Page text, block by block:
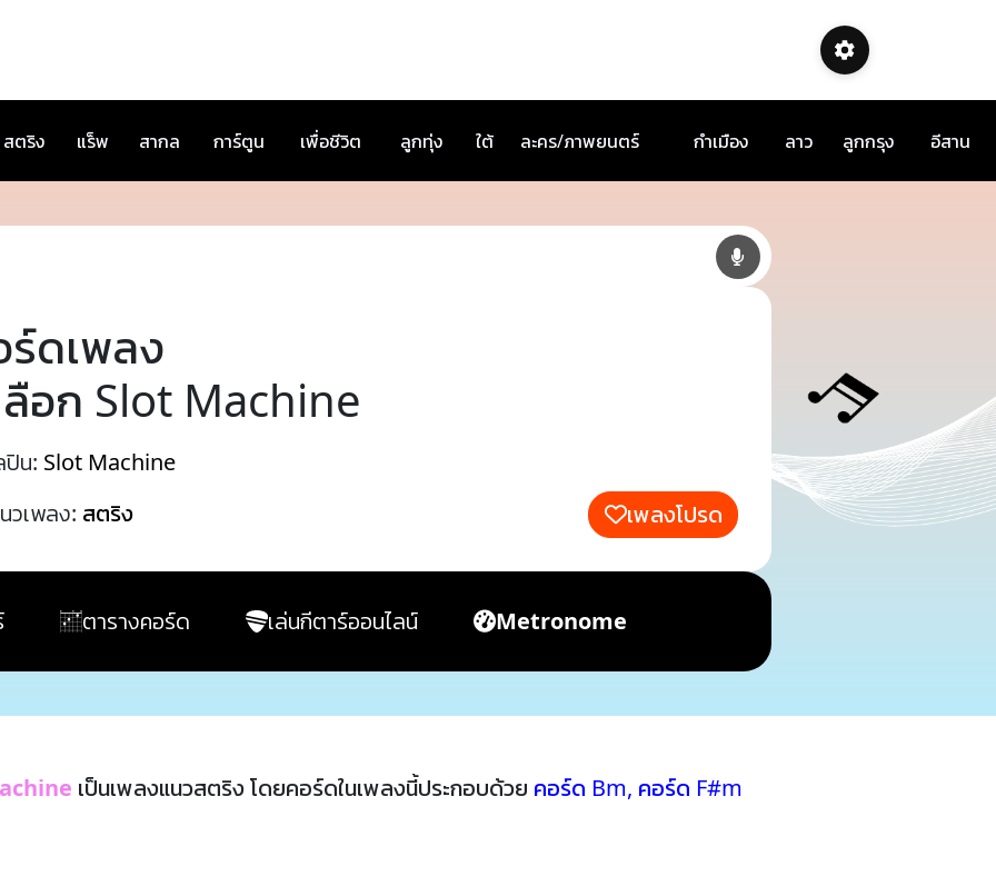
สตริง แร็พ สากล การ์ตูน เพื่อชีวิต ลูกทุ่ง ใต้ ละคร/ภาพยนตร์ กำเมือง ลาว ลูกกรุง อีสาน
ร์ดเพลง
ลือก Slot Machine
ปิน: Slot Machine
วเพลง: สตริง เพลงโปรด
ตารางคอร์ด เล่นกีตาร์ออนไลน์ Metronome
เป็นเพลงแนวสตริง โดยคอร์ดในเพลงนี้ประกอบด้วย คอร์ด Bm, คอร์ด F#m